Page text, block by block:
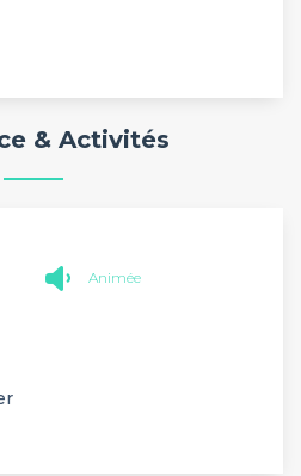
& Activités
Animée